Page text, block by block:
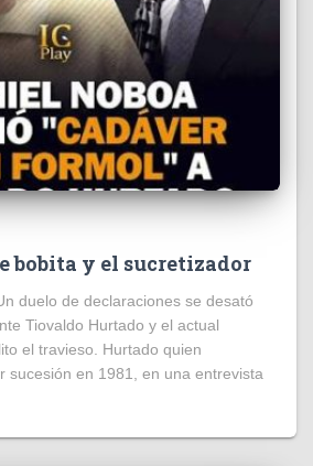
bobita y el sucretizador
duelo de declaraciones se desató
Tiovaldo Hurtado y el actual
el travieso. Hurtado quien
sucesión en 1981, en una entrevista